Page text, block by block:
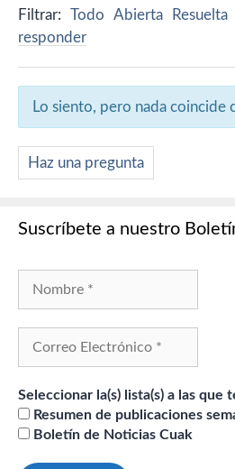
Filtrar: Todo Abierta Resuelta
responder
Lo siento, pero nada coincide
Haz una pregunta
Suscríbete a nuestro
Seleccionar la(s) lista(s) a las que
Resumen de publicaciones
Boletín de Noticias Cuak